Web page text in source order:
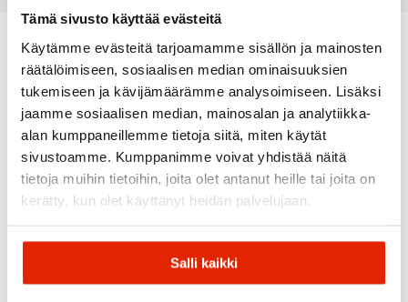
Tämä sivusto käyttää evästeitä
Käytämme evästeitä tarjoamamme sisällön ja mainosten
räätälöimiseen, sosiaalisen median ominaisuuksien
tukemiseen ja kävijämäärämme analysoimiseen. Lisäksi
jaamme sosiaalisen median, mainosalan ja analytiikka-
alan kumppaneillemme tietoja siitä, miten käytät
sivustoamme. Kumppanimme voivat yhdistää näitä
tietoja muihin tietoihin, joita olet antanut heille tai joita on
kerätty, kun olet käyttänyt heidän palvelujaan.
Salli kaikki
Recommended for you
Galfer